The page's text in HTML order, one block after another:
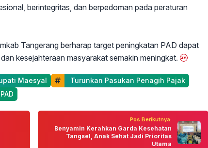
berintegritas, dan berpedoman pada peraturan
Tangerang berharap target peningkatan PAD dapat
kesejahteraan masyarakat semakin meningkat.
Maesyal
Turunkan Pasukan Penagih Pajak
Pos Berikutnya:
Benyamin Kerahkan Garda Kesehatan
Tangsel, Anak Sehat Jadi Prioritas
Utama